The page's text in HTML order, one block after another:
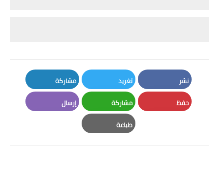
نشر
Facebook
تغريد
Twitter
مشاركة
LinkedIn
حفظ مشاركة
Whatsapp
إرسال
طباعة